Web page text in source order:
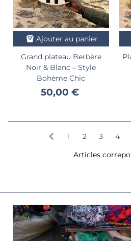
Ajouter au panier
Grand plateau Berbère
Noir & Blanc – Style
Bohème Chic
50,00 €
1 2 3 4
Articles